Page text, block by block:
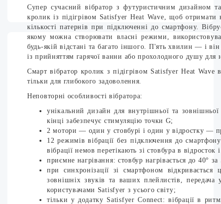
Супер сучасний вібратор з футуристичним дизайном
кролик із підігрівом Satisfyer Heat Wave, щоб
кількості патернів при підключенні до смартфону.
якому можна створювати власні режими,
будь-якій відстані та багато іншого. П'ять хвилин — і
із прийняттям гарячої ванни або прохолодного душу для
Смарт вібратор кролик з підігрівом Satisfyer Heat
тільки для глибокого задоволення.
Неповторні особливості вібратора:
унікальний дизайн для внутрішньої та
кінці забезпечує стимуляцію точки G;
2 мотори — один у стовбурі і один у відростку —
12 режимів вібрації без підключення до
вібрації немов перетікають зі стовбура в відросток
приємне нагрівання: стовбур нагрівається до 40°
при синхронізації зі смартфоном
зовнішніх звуків та ваших плейлистів,
користувачами Satisfyer з усього світу;
тільки у додатку Satisfyer Connect: вібрації в